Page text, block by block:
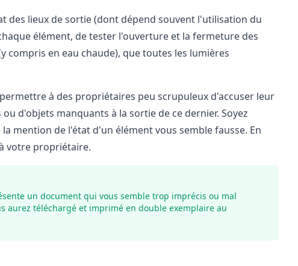
des lieux de sortie (dont dépend souvent l'utilisation du
élément, de tester l'ouverture et la fermeture des
en eau chaude), que toutes les lumières
à des propriétaires peu scrupuleux d'accuser leur
d'objets manquants à la sortie de ce dernier. Soyez
mention de l'état d'un élément vous semble fausse. En
votre propriétaire.
un document qui vous semble trop imprécis ou mal
aurez téléchargé et imprimé en double exemplaire au